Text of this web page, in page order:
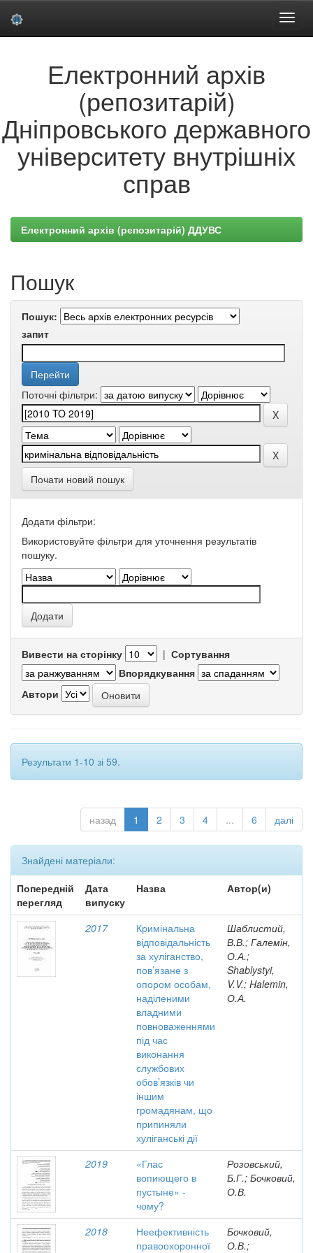
Електронний архів
(репозитарій)
Дніпровського державного
університету внутрішніх
справ
Електронний архів (репозитарій) ДДУВС
Пошук
Пошук:
запит
Поточні фільтри:
Почати новий пошук
Додати фільтри:
Використовуйте фільтри для уточнення результатів
пошуку.
Вивести на сторінку | Сортування
Впорядкування
Автори
Результати 1-10 зі 59.
назад 1 2 3 4 ... 6 далі
Знайдені матеріали:
Попередній
перегляд
Дата
випуску
Назва Автор(и)
2017
Кримінальна
відповідальність
за хуліганство,
пов’язане з
опором особам,
наділеними
владними
повноваженнями
під час
виконання
службових
обов’язків чи
іншим
громадянам, що
припиняли
хуліганські дії
Шаблистий,
В.В.; Галемін,
О.А.;
Shablystyi,
V.V.; Halemin,
О.А.
2019
«Глас
вопиющего в
пустыне» -
чому?
Розовський,
Б.Г.; Бочковий,
О.В.
2018
Неефективність
правоохоронної
Бочковий,
О.В.;